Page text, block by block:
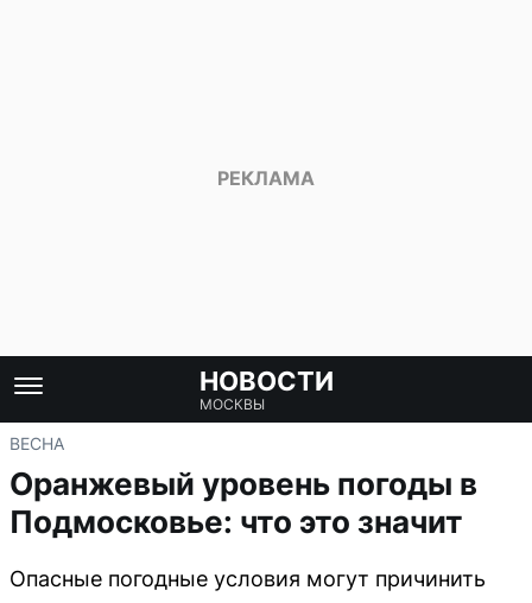
НОВОСТИ
МОСКВЫ
ВЕСНА
Оранжевый уровень погоды в
Подмосковье: что это значит
Опасные погодные условия могут причинить